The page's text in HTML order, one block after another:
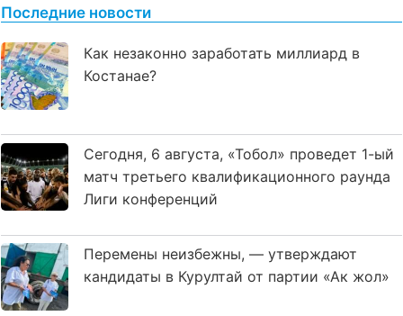
Последние новости
Как незаконно заработать миллиард в
Костанае?
Сегодня, 6 августа, «Тобол» проведет 1-ый
матч третьего квалификационного раунда
Лиги конференций
Перемены неизбежны, — утверждают
кандидаты в Курултай от партии «Ак жол»